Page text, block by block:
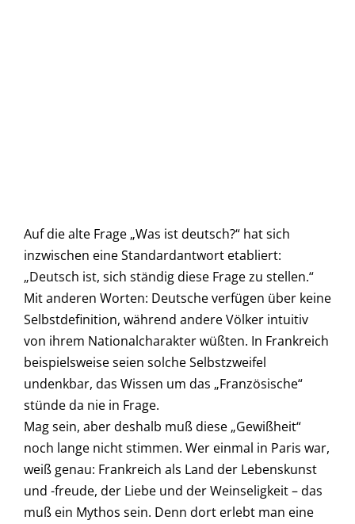
Auf die alte Frage „Was ist deutsch?“ hat sich
inzwischen eine Standardantwort etabliert:
„Deutsch ist, sich ständig diese Frage zu stellen.“
Mit anderen Worten: Deutsche verfügen über keine
Selbstdefinition, während andere Völker intuitiv
von ihrem Nationalcharakter wüßten. In Frankreich
beispielsweise seien solche Selbstzweifel
undenkbar, das Wissen um das „Französische“
stünde da nie in Frage.
Mag sein, aber deshalb muß diese „Gewißheit“
noch lange nicht stimmen. Wer einmal in Paris war,
weiß genau: Frankreich als Land der Lebenskunst
und -freude, der Liebe und der Weinseligkeit – das
muß ein Mythos sein. Denn dort erlebt man eine